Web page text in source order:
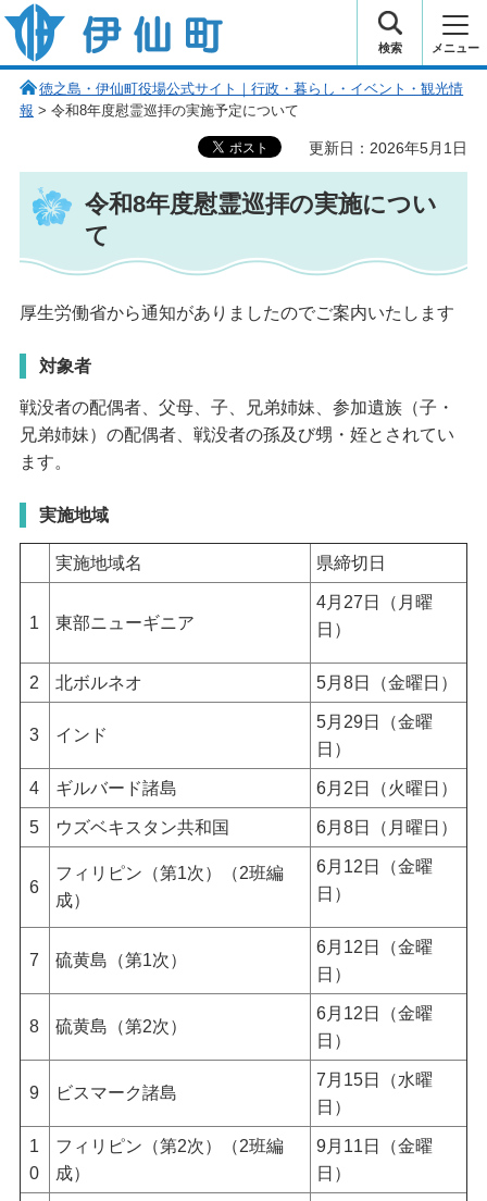
伊仙町 健康・長寿と子宝の町
検索 メニュー
徳之島・伊仙町役場公式サイト｜行政・暮らし・イベント・観光情
報 > 令和8年度慰霊巡拝の実施予定について
更新日：2026年5月1日
令和8年度慰霊巡拝の実施につい
て
厚生労働省から通知がありましたのでご案内いたします
対象者
戦没者の配偶者、父母、子、兄弟姉妹、参加遺族（子・
兄弟姉妹）の配偶者、戦没者の孫及び甥・姪とされてい
ます。
実施地域
実施地域名 県締切日
1 東部ニューギニア
4月27日（月曜
日）
2 北ボルネオ 5月8日（金曜日）
3 インド
5月29日（金曜
日）
4 ギルバード諸島 6月2日（火曜日）
5 ウズベキスタン共和国 6月8日（月曜日）
6
フィリピン（第1次）（2班編
成）
6月12日（金曜
日）
7 硫黄島（第1次）
6月12日（金曜
日）
8 硫黄島（第2次）
6月12日（金曜
日）
9 ビスマーク諸島
7月15日（水曜
日）
1
0
フィリピン（第2次）（2班編
成）
9月11日（金曜
日）